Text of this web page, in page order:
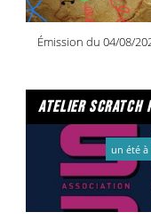
Émission du 04/08/
atelier scratch
un été à